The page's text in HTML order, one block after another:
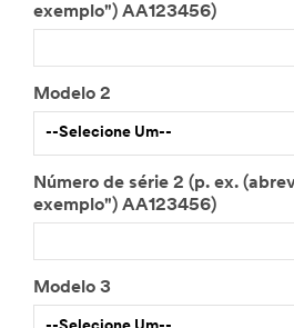
exemplo") AA123456)
Modelo 2
--Selecione Um--
Número de série 2 (p. ex. (abreviatura de "por
exemplo") AA123456)
Modelo 3